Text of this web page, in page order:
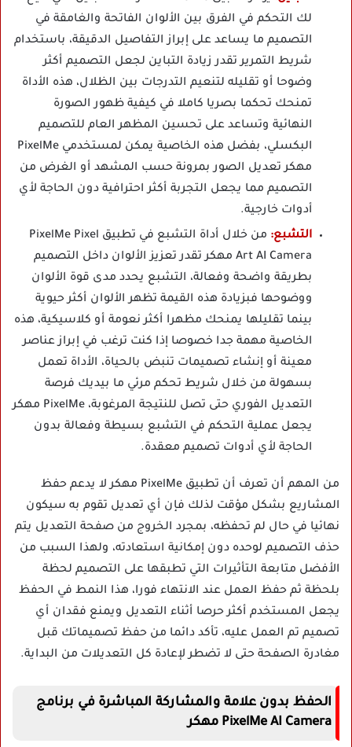
لك التحكم في الفرق بين الألوان الفاتحة والغامقة في
التصميم ما يساعد على إبراز التفاصيل الدقيقة، باستخدام
شريط التمرير تقدر زيادة التباين لجعل التصميم أكثر
وضوحا أو تقليله لتنعيم التدرجات بين الظلال، هذه الأداة
تمنحك تحكما بصريا كاملا في كيفية ظهور الصورة
النهائية وتساعد على تحسين المظهر العام للتصميم
البكسلي، بفضل هذه الخاصية يمكن لمستخدمي PixelMe
مهكر تعديل الصور بمرونة حسب المشهد أو الغرض من
التصميم مما يجعل التجربة أكثر احترافية دون الحاجة لأي
أدوات خارجية.
التشبع:
من خلال أداة التشبع في تطبيق PixelMe Pixel
Art AI Camera مهكر تقدر تعزيز الألوان داخل التصميم
بطريقة واضحة وفعالة، التشبع يحدد مدى قوة الألوان
ووضوحها فبزيادة هذه القيمة تظهر الألوان أكثر حيوية
بينما تقليلها يمنحك مظهرا أكثر نعومة أو كلاسيكية، هذه
الخاصية مهمة جدا خصوصا إذا كنت ترغب في إبراز عناصر
معينة أو إنشاء تصميمات تنبض بالحياة، الأداة تعمل
بسهولة من خلال شريط تحكم مرئي ما بيديك فرصة
التعديل الفوري حتى تصل للنتيجة المرغوبة، PixelMe مهكر
يجعل عملية التحكم في التشبع بسيطة وفعالة بدون
الحاجة لأي أدوات تصميم معقدة.
من المهم أن تعرف أن تطبيق PixelMe مهكر لا يدعم حفظ
المشاريع بشكل مؤقت لذلك فإن أي تعديل تقوم به سيكون
نهائيا في حال لم تحفظه، بمجرد الخروج من صفحة التعديل يتم
حذف التصميم لوحده دون إمكانية استعادته، ولهذا السبب من
الأفضل متابعة التأثيرات التي تطبقها على التصميم لحظة
بلحظة ثم حفظ العمل عند الانتهاء فورا، هذا النمط في الحفظ
يجعل المستخدم أكثر حرصا أثناء التعديل ويمنع فقدان أي
تصميم تم العمل عليه، تأكد دائما من حفظ تصميماتك قبل
مغادرة الصفحة حتى لا تضطر لإعادة كل التعديلات من البداية.
الحفظ بدون علامة والمشاركة المباشرة في برنامج
PixelMe AI Camera مهكر